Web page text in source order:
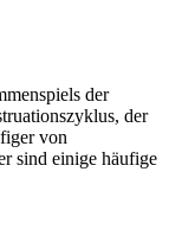
der
der
von
sind einige häufige